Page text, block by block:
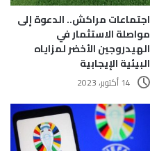
اجتماعات مراكش.. الدعوة إلى
مواصلة الاستثمار في
الهيدروجين الأخضر لمزاياه
البيئية الإيجابية
14 أكتوبر، 2023